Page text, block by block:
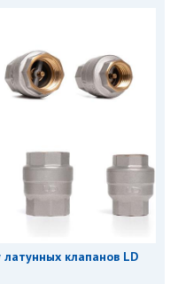
клапанов LD